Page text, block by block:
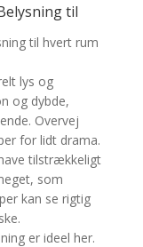
til
til hvert rum
lys og
og dybde,
Overvej
for lidt drama.
tilstrækkeligt
som
kan se rigtig
er ideel her.